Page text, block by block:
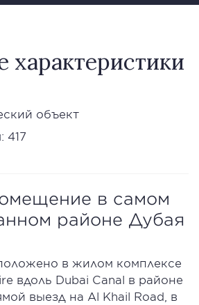
объект
417
в самом
районе Дубая
в жилом комплексе
вдоль Dubai Canal в районе
выезд на Al Khail Road, в